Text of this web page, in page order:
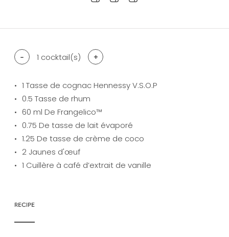
difficulty level: easy
difficulty level: intermediate
difficulty level: advanced
- 1 cocktail(s) +
1 Tasse de cognac Hennessy V.S.O.P
0.5 Tasse de rhum
60 ml De Frangelico™
0.75 De tasse de lait évaporé
1.25 De tasse de crème de coco
2 Jaunes d'œuf
1 Cuillère à café d’extrait de vanille
RECIPE